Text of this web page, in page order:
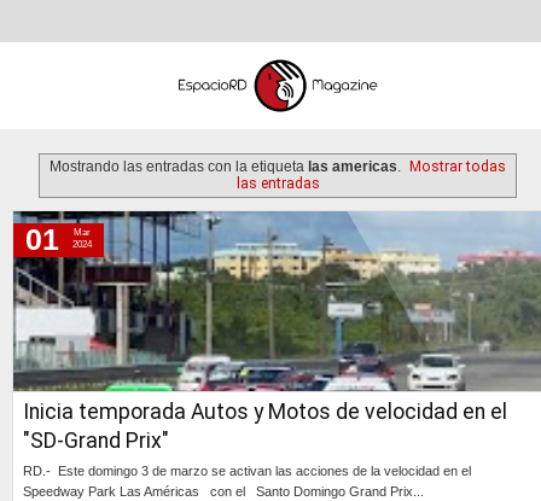
Mostrando las entradas con la etiqueta las americas
Mostrar todas
las entradas
viernes, 1 de marzo de 2024
Inicia temporada Autos y Motos de velocidad en el
"SD-Grand Prix"
RD.- Este domingo 3 de marzo se activan las acciones de la velocidad en el
Speedway Park Las Américas con el Santo Domingo Grand Prix...
01
Mar
2024
jueves, 21 de julio de 2022
lunes, 30 de junio de 2014
miércoles, 19 de marzo de 2014
lunes, 2 de septiembre de 2013